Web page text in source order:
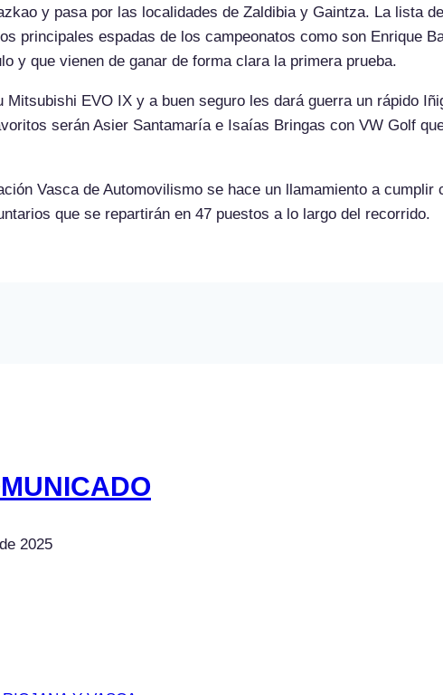
y pasa por las localidades de Zaldibia y Gaintza. La lista
principales espadas de los campeonatos como son Enrique
y que vienen de ganar de forma clara la primera prueba.
EVO IX y a buen seguro les dará guerra un rápido
serán Asier Santamaría e Isaías Bringas con VW Golf
Vasca de Automovilismo se hace un llamamiento a
que se repartirán en 47 puestos a lo largo del recorrido.
2025